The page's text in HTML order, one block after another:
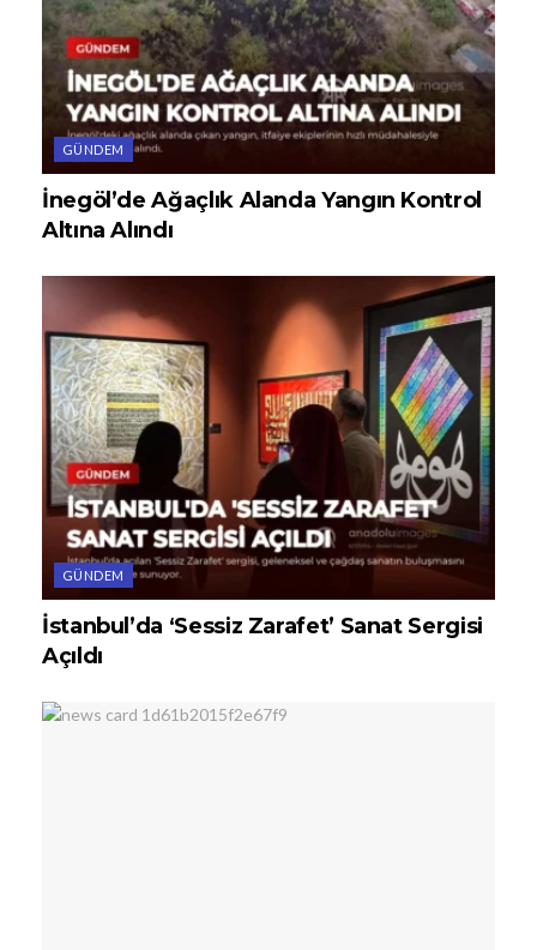
GÜNDEM
İnegöl’de Ağaçlık Alanda Yangın Kontrol
Altına Alındı
GÜNDEM
İstanbul’da ‘Sessiz Zarafet’ Sanat Sergisi
Açıldı